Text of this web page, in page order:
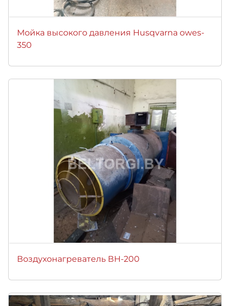
Мойка высокого давления Husqvarna owes-
350
Воздухонагреватель ВН-200